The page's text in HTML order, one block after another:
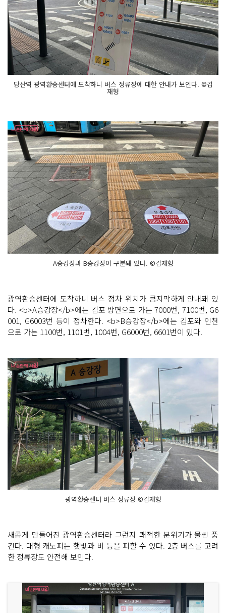
당산역 광역환승센터에 도착하니 버스 정류장에 대한 안내가 보인다. ©김
재형
A승강장과 B승강장이 구분돼 있다. ©김재형
광역환승센터에 도착하니 버스 정차 위치가 큼지막하게 안내돼 있
다. <b>A승강장</b>에는 김포 방면으로 가는 7000번, 7100번, G6
001, G6003번 등이 정차한다. <b>B승강장</b>에는 김포와 인천
으로 가는 1100번, 1101번, 1004번, G6000번, 6601번이 있다.
광역환승센터 버스 정류장 ©김재형
새롭게 만들어진 광역환승센터라 그런지 쾌적한 분위기가 물씬 풍
긴다. 대형 캐노피는 햇빛과 비 등을 피할 수 있다. 2층 버스를 고려
한 정류장도 안전해 보인다.